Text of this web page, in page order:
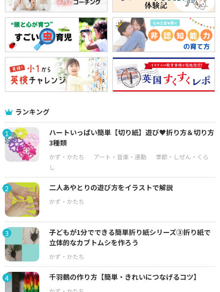
ランキング
1
ハートいっぱい簡単【切り紙】遊び♥折り方＆切り方
3種類
2 二人あやとりの遊び方をイラストで解説
3
子どもが1分でできる簡単折り紙シリーズ③折り紙で
立体的なカブトムシを作ろう
4 千羽鶴の作り方【簡単・きれいにつなげるコツ】